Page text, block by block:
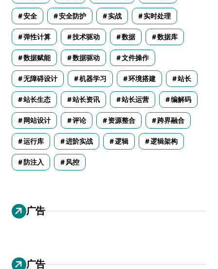
安全 安全防护 实战 实时处理
弹性计算 技术驱动 数据 数据库
数据赋能 数据驱动 文件操作
无障碍设计 机器学习 环境搭建 站长
站长生态 站长资讯 站长运营 编解码
网站设计 评论 资源整合 跨界融合
运行库 进阶实战 逻辑 逻辑架构
防注入 风控
广告
广告